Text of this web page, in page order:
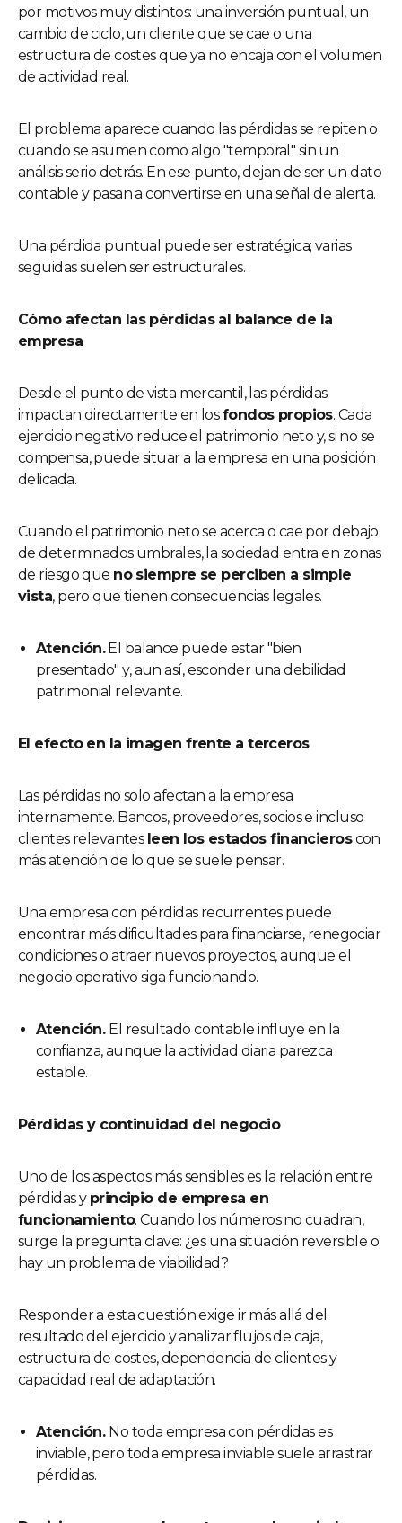
por motivos muy distintos: una inversión puntual, un
cambio de ciclo, un cliente que se cae o una
estructura de costes que ya no encaja con el volumen
de actividad real.
El problema aparece cuando las pérdidas se repiten o
cuando se asumen como algo "temporal" sin un
análisis serio detrás. En ese punto, dejan de ser un dato
contable y pasan a convertirse en una señal de alerta.
Una pérdida puntual puede ser estratégica; varias
seguidas suelen ser estructurales.
Cómo afectan las pérdidas al balance de la
empresa
Desde el punto de vista mercantil, las pérdidas
impactan directamente en losfondos propios. Cada
ejercicio negativo reduce el patrimonio neto y, si no se
compensa, puede situar a la empresa en una posición
delicada.
Cuando el patrimonio neto se acerca o cae por debajo
de determinados umbrales, la sociedad entra en zonas
de riesgo que no siempre se perciben a simple
vista, pero que tienen consecuencias legales.
Atención.El balance puede estar "bien
presentado" y, aun así, esconder una debilidad
patrimonial relevante.
El efecto en la imagen frente a terceros
Las pérdidas no solo afectan a la empresa
internamente. Bancos, proveedores, socios e incluso
clientes relevantes leen los estados financieroscon
más atención de lo que se suele pensar.
Una empresa con pérdidas recurrentes puede
encontrar más dificultades para financiarse, renegociar
condiciones o atraer nuevos proyectos, aunque el
negocio operativo siga funcionando.
Atención. El resultado contable influye en la
confianza, aunque la actividad diaria parezca
estable.
Pérdidas y continuidad del negocio
Uno de los aspectos más sensibles es la relación entre
pérdidas y principio de empresa en
funcionamiento. Cuando los números no cuadran,
surge la pregunta clave: ¿es una situación reversible o
hay un problema de viabilidad?
Responder a esta cuestión exige ir más allá del
resultado del ejercicio y analizar flujos de caja,
estructura de costes, dependencia de clientes y
capacidad real de adaptación.
Atención. No toda empresa con pérdidas es
inviable, pero toda empresa inviable suele arrastrar
pérdidas.